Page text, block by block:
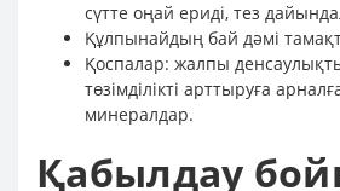
сүтте оңай ериді, тез
Құлпынайдың бай дәмі
Қоспалар: жалпы
төзімділікті арттыруға
минералдар.
Қабылдау